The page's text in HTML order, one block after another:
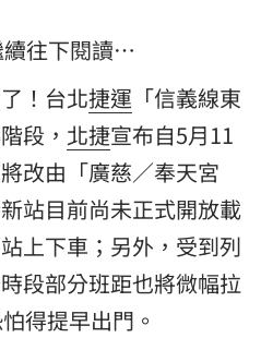
續往下閱讀…
！台北捷運 「信義線東
段， 北捷宣布自5月11
改由「廣慈／奉天宮
站目前尚未正式開放載
上下車；另外，受到列
段部分班距也將微幅拉
得提早出門。